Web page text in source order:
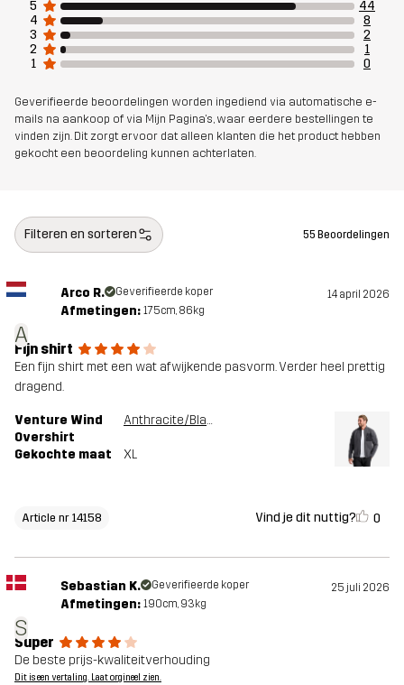
5
44
4
8
3
2
2
1
1
0
Geverifieerde beoordelingen worden ingediend via automatische e-
mails na aankoop of via Mijn Pagina's, waar eerdere bestellingen te
vinden zijn. Dit zorgt ervoor dat alleen klanten die het product hebben
gekocht een beoordeling kunnen achterlaten.
Filteren en sorteren 55 Beoordelingen
A
Arco R. Geverifieerde koper 14 april 2026
Afmetingen: 175cm, 86kg
Fijn shirt
Een fijn shirt met een wat afwijkende pasvorm. Verder heel prettig
dragend.
Venture Wind
Overshirt
Anthracite/Black
Gekochte maat XL
Article nr 14158 Vind je dit nuttig? 0
S
Sebastian K. Geverifieerde koper 25 juli 2026
Afmetingen: 190cm, 93kg
Super
De beste prijs-kwaliteitverhouding
Dit is een vertaling. Laat orgineel zien.